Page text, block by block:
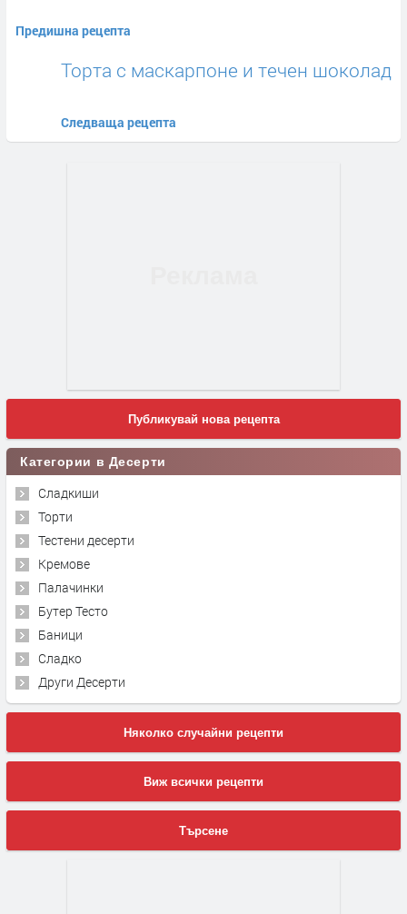
Предишна рецепта
Торта с маскарпоне и течен шоколад
Следваща рецепта
Публикувай нова рецепта
Категории в Десерти
Сладкиши
Торти
Тестени десерти
Кремове
Палачинки
Бутер Тесто
Баници
Сладко
Други Десерти
Няколко случайни рецепти
Виж всички рецепти
Търсене